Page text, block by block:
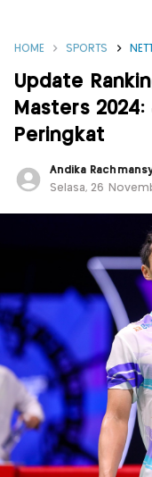
HOME SPORTS
Update
Masters
Peringkat
Andika
Selasa, 26